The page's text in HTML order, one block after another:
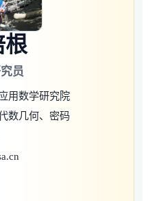
根
员
用数学研究院
数几何、密码